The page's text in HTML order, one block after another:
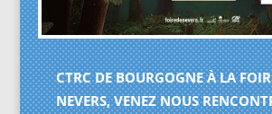
CTRC DE BOURGOGNE À LA
NEVERS, VENEZ NOUS